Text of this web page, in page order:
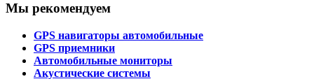
Мы рекомендуем
GPS навигаторы автомобильные
GPS приемники
Автомобильные мониторы
Акустические системы